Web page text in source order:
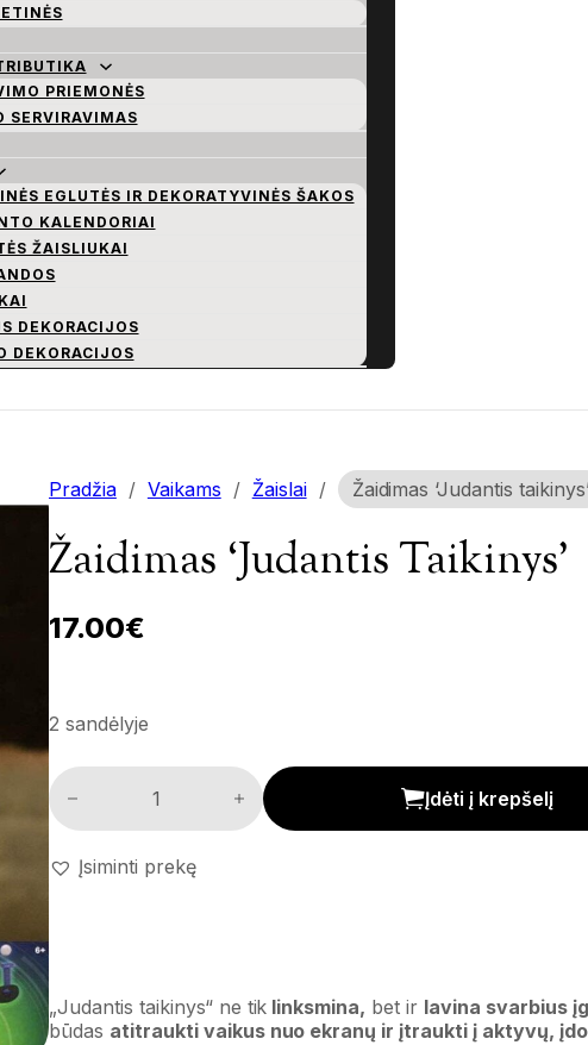
PRIEMONĖS
SERVIRAVIMAS
EGLUTĖS IR DEKORATYVINĖS ŠAKOS
KALENDORIAI
ŽAISLIUKAI
DEKORACIJOS
DEKORACIJOS
Pradžia / Vaikams / Žaislai / Žaidimas ‘Judantis
Žaidimas ‘Judantis Taikinys’
17.00€
2 sandėlyje
Žaidimas 'Judantis taikinys' kiekis
Įdėti į krepšelį
Įsiminti prekę
„Judantis taikinys“ ne tik linksmina, bet ir lavina svarbius
būdas atitraukti vaikus nuo ekranų ir įtraukti į aktyvų,